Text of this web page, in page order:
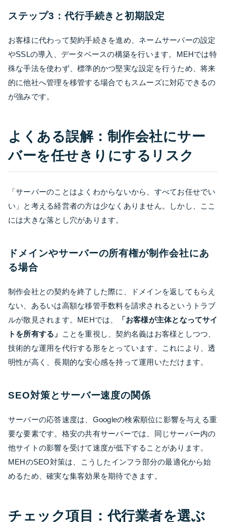
ステップ3：代行手続きと初期設定
お客様に代わって契約手続きを進め、ネームサーバーの設定
やSSLの導入、データベースの構築を行います。MEHでは特
殊な手法を使わず、標準的かつ堅実な設定を行うため、将来
的に他社へ管理を移管する場合でもスムーズに対応できるの
が強みです。
よくある誤解：制作会社にサー
バーを任せきりにするリスク
「サーバーのことはよくわからないから、すべてお任せでい
い」と考える経営者の方は少なくありません。しかし、ここ
には大きな落とし穴があります。
ドメインやサーバーの所有権が制作会社にあ
る場合
制作会社との契約を終了した際に、ドメインを返してもらえ
ない、あるいは高額な移管手数料を請求されるというトラブ
ルが散見されます。MEHでは、
「お客様が主体となってサイ
トを所有する」
ことを重視し、契約名義はお客様としつつ、
技術的な運用を代行する形をとっています。これにより、透
明性が高く、長期的な安心感を持って運用いただけます。
SEO対策とサーバー速度の関係
サーバーの応答速度は、Googleの検索順位に影響を与える重
要な要素です。格安の共有サーバーでは、同じサーバー内の
他サイトの影響を受けて速度が低下することがあります。
MEHのSEO対策は、こうしたインフラ部分の最適化から始
めるため、確実な集客効果を期待できます。
チェック項目：代行業者を選ぶ